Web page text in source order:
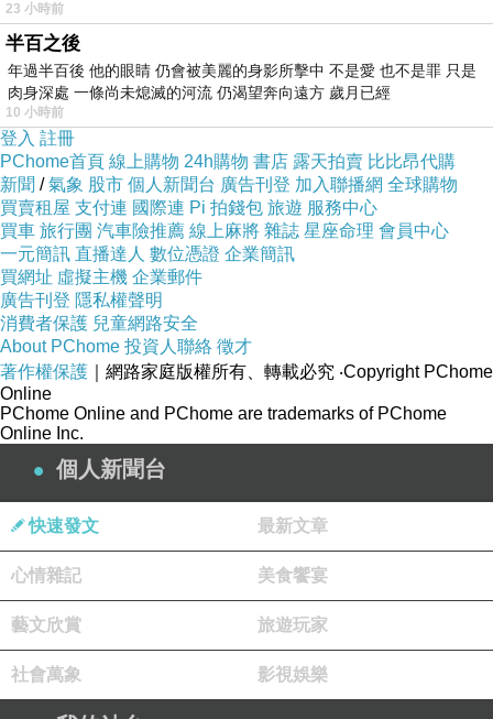
23 小時前
半百之後
年過半百後 他的眼睛 仍會被美麗的身影所擊中 不是愛 也不是罪 只是
肉身深處 一條尚未熄滅的河流 仍渴望奔向遠方 歲月已經
10 小時前
登入 註冊
PChome首頁 線上購物 24h購物 書店 露天拍賣 比比昂代購
新聞 /氣象 股市 個人新聞台 廣告刊登 加入聯播網 全球購物
買賣租屋 支付連 國際連 Pi 拍錢包 旅遊 服務中心
買車 旅行團 汽車險推薦 線上麻將 雜誌 星座命理 會員中心
一元簡訊 直播達人 數位憑證 企業簡訊
買網址 虛擬主機 企業郵件
廣告刊登 隱私權聲明
消費者保護 兒童網路安全
About PChome 投資人聯絡 徵才
著作權保護 ｜網路家庭版權所有、轉載必究 ‧Copyright PChome
Online
PChome Online and PChome are trademarks of PChome
Online Inc.
個人新聞台
快速發文 最新文章
心情雜記 美食饗宴
藝文欣賞 旅遊玩家
社會萬象 影視娛樂